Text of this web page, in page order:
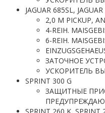
JAGUAR 685SL,
2,0 M PICKUP,
4-REIH.
6-REIH.
ЗАТОЧНОЕ
УСКОРИТЕЛЬ
SPRINT 300 G
ЗАЩИТНЫЕ